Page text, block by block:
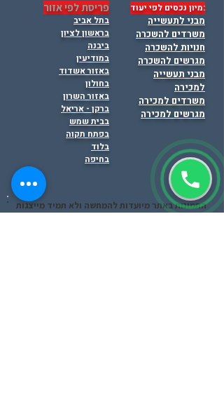
:מיון נכסים לפי יעוד
מבני לתעשייה
משרדים להשכרה
חנויות להשכרה
מגרשים להשכרה
מבני תעשייה
למכירה
משרדים למכירה
מגרשים למכירה
פריסת לפי אזור
בתל אביב
בראשון לציון
ביבנה
במודיעין
באזור אשדוד
בחולון
באזור השרון
ברקן - אריאל
בבית שמש
בפתח תקוה
בלוד
בחיפה
התמונות באתר מיועדות להמחשה ולא תמיד מייצגות